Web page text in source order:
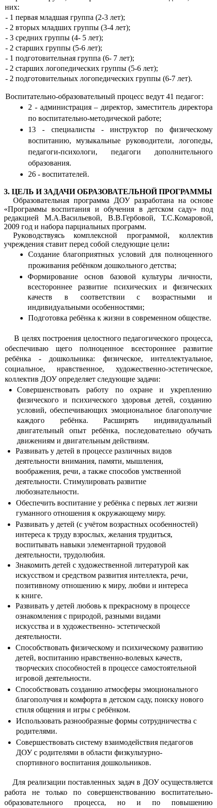
них:
- 1 первая младшая группа (2-3 лет);
- 2 вторых младших группы (3-4 лет);
- 3 средних группы (4- 5 лет);
- 2 старших группы (5-6 лет);
- 1 подготовительная группа (6- 7 лет);
- 2 старших логопедических группы (5-6 лет);
- 2 подготовительных логопедических группы (6-7 лет).
Воспитательно-образовательный процесс ведут 41 педагог:
2 - администрация – директор, заместитель директора
по воспитательно-методической работе;
13 - специалисты - инструктор по физическому
воспитанию, музыкальные руководители, логопеды,
педагоги-психологи, педагоги дополнительного
образования.
26 - воспитателей.
3. ЦЕЛЬ И ЗАДАЧИ ОБРАЗОВАТЕЛЬНОЙ ПРОГРАММЫ
Образовательная программа ДОУ разработана на основе
«Программы воспитания и обучения в детском саду» под
редакцией М.А.Васильевой, В.В.Гербовой, Т.С.Комаровой,
2009 год и набора парциальных программ.
Руководствуясь комплексной программой, коллектив
учреждения ставит перед собой следующие цели:
Создание благоприятных условий для полноценного
проживания ребёнком дошкольного детства;
Формирование основ базовой культуры личности,
всестороннее развитие психических и физических
качеств в соответствии с возрастными и
индивидуальными особенностями;
Подготовка ребёнка к жизни в современном обществе.
В целях построения целостного педагогического процесса,
обеспечиваю щего полноценное всестороннее развитие
ребёнка - дошкольника: физическое, интеллектуальное,
социальное, нравственное, художественно-эстетическое,
коллектив ДОУ определяет следующие задачи:
Совершенствовать работу по охране и укреплению
физического и психического здоровья детей, созданию
условий, обеспечивающих эмоциональное благополучие
каждого ребёнка. Расширять индивидуальный
двигательный опыт ребёнка, последовательно обучать
движениям и двигательным действиям.
Развивать у детей в процессе различных видов
деятельности внимания, памяти, мышления,
воображения, речи, а также способов умственной
деятельности. Стимулировать развитие
любознательности.
Обеспечить воспитание у ребёнка с первых лет жизни
гуманного отношения к окружающему миру.
Развивать у детей (с учётом возрастных особенностей)
интереса к труду взрослых, желания трудиться,
воспитывать навыки элементарной трудовой
деятельности, трудолюбия.
Знакомить детей с художественной литературой как
искусством и средством развития интеллекта, речи,
позитивному отношению к миру, любви и интереса
к книге.
Развивать у детей любовь к прекрасному в процессе
ознакомления с природой, разными видами
искусства и в художественно- эстетической
деятельности.
Способствовать физическому и психическому развитию
детей, воспитанию нравственно-волевых качеств,
творческих способностей в процессе самостоятельной
игровой деятельности.
Способствовать созданию атмосферы эмоционального
благополучия и комфорта в детском саду, поиску нового
стиля общения и игры с ребёнком.
Использовать разнообразные формы сотрудничества с
родителями.
Совершествовать систему взаимодействия педагогов
ДОУ с родителями в области физкультурно-
спортивного воспитания дошкольников.
Для реализации поставленных задач в ДОУ осуществляется
работа не только по совершенствованию воспитательно-
образовательного процесса, но и по повышению